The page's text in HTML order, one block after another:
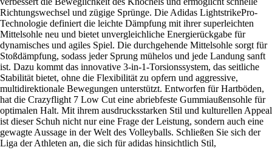
Richtungswechsel und zügige Sprünge. Die Adidas LightstrikePro-
Technologie definiert die leichte Dämpfung mit ihrer superleichten
Mittelsohle neu und bietet unvergleichliche Energierückgabe für
dynamisches und agiles Spiel. Die durchgehende Mittelsohle sorgt für
Stoßdämpfung, sodass jeder Sprung mühelos und jede Landung sanft
ist. Dazu kommt das innovative 3-in-1-Torsionssystem, das seitliche
Stabilität bietet, ohne die Flexibilität zu opfern und aggressive,
multidirektionale Bewegungen unterstützt. Entworfen für Hartböden,
hat die Crazyflight 7 Low Cut eine abriebfeste Gummiaußensohle für
optimalen Halt. Mit ihrem ausdrucksstarken Stil und kulturellen Appeal
ist dieser Schuh nicht nur eine Frage der Leistung, sondern auch eine
gewagte Aussage in der Welt des Volleyballs. Schließen Sie sich der
Liga der Athleten an, die sich für adidas hinsichtlich Stil,